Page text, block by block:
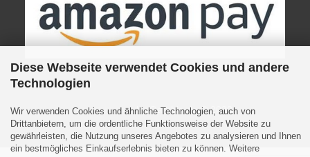
Diese Webseite verwendet Cookies und andere
Technologien
Wir verwenden Cookies und ähnliche Technologien, auch von
Drittanbietern, um die ordentliche Funktionsweise der Website zu
gewährleisten, die Nutzung unseres Angebotes zu analysieren und Ihnen
ein bestmögliches Einkaufserlebnis bieten zu können. Weitere
Internetshopby Gambio.de © 2023